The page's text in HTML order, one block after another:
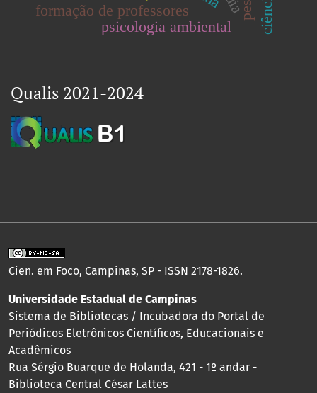
formação de professores
psicologia ambiental
Qualis 2021-2024
Cien. em Foco, Campinas, SP - ISSN 2178-1826.
Universidade Estadual de Campinas
Sistema de Bibliotecas / Incubadora do Portal de
Periódicos Eletrônicos Científicos, Educacionais e
Acadêmicos
Rua Sérgio Buarque de Holanda, 421 - 1º andar -
Biblioteca Central César Lattes